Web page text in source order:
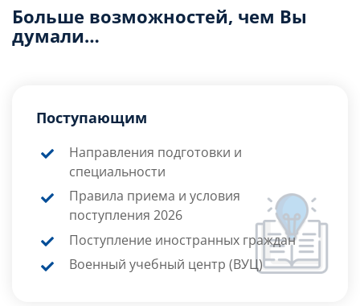
Больше возможностей, чем Вы
думали…
Поступающим
Направления подготовки и
специальности
Правила приема и условия
поступления 2026
Поступление иностранных граждан
Военный учебный центр (ВУЦ)